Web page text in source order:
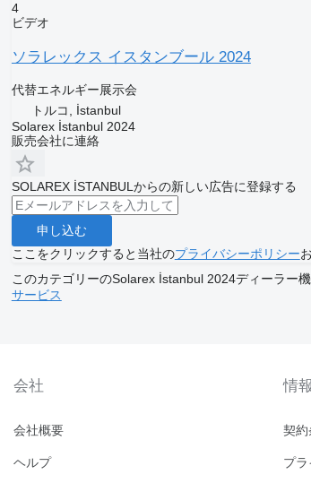
4
ビデオ
ソラレックス イスタンブール 2024
代替エネルギー展示会
トルコ, İstanbul
Solarex İstanbul 2024
販売会社に連絡
SOLAREX İSTANBULからの新しい広告に登録する
申し込む
ここをクリックすると当社のプライバシーポリシー
このカテゴリーのSolarex İstanbul 2024ディーラー
サービス
会社
会社概要
ヘルプ
情報
契
プ